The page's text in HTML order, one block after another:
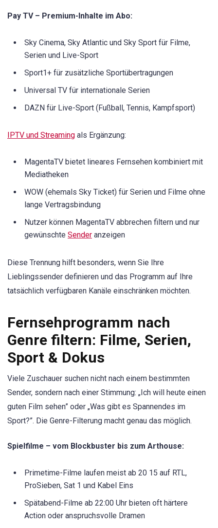
Pay TV – Premium-Inhalte im Abo:
Sky Cinema, Sky Atlantic und Sky Sport für Filme,
Serien und Live-Sport
Sport1+ für zusätzliche Sportübertragungen
Universal TV für internationale Serien
DAZN für Live-Sport (Fußball, Tennis, Kampfsport)
IPTV und Streaming als Ergänzung:
MagentaTV bietet lineares Fernsehen kombiniert mit
Mediatheken
WOW (ehemals Sky Ticket) für Serien und Filme ohne
lange Vertragsbindung
Nutzer können MagentaTV abbrechen filtern und nur
gewünschte Sender anzeigen
Diese Trennung hilft besonders, wenn Sie Ihre
Lieblingssender definieren und das Programm auf Ihre
tatsächlich verfügbaren Kanäle einschränken möchten.
Fernsehprogramm nach
Genre filtern: Filme, Serien,
Sport & Dokus
Viele Zuschauer suchen nicht nach einem bestimmten
Sender, sondern nach einer Stimmung: „Ich will heute einen
guten Film sehen” oder „Was gibt es Spannendes im
Sport?”. Die Genre-Filterung macht genau das möglich.
Spielfilme – vom Blockbuster bis zum Arthouse:
Primetime-Filme laufen meist ab 20 15 auf RTL,
ProSieben, Sat 1 und Kabel Eins
Spätabend-Filme ab 22:00 Uhr bieten oft härtere
Action oder anspruchsvolle Dramen